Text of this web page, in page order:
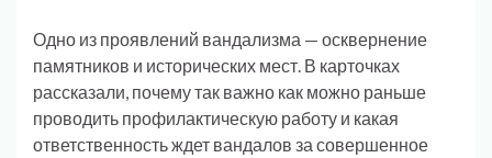
Одно из проявлений вандализма — осквернение
памятников и исторических мест. В карточках
рассказали, почему так важно как можно раньше
проводить профилактическую работу и какая
ответственность ждет вандалов за совершенное